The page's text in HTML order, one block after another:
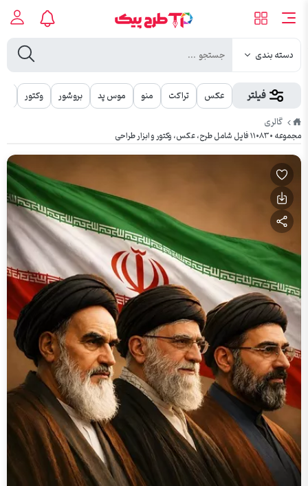
دسته بندی
فیلتر عکس تراکت منو موس پد بروشور وکتور
طرح
پیک
گالری
مجموعه ۱۱۰۸۳۰ فایل شامل طرح، عکس، وکتور و ابزار طراحی